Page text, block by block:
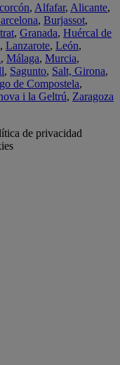
, Alfafar, Alicante,
, Burjassot,
, Granada, Huércal de
, Lanzarote, León,
, Málaga, Murcia,
, Sagunto, Salt, Girona,
de Compostela,
i la Geltrú, Zaragoza
de privacidad